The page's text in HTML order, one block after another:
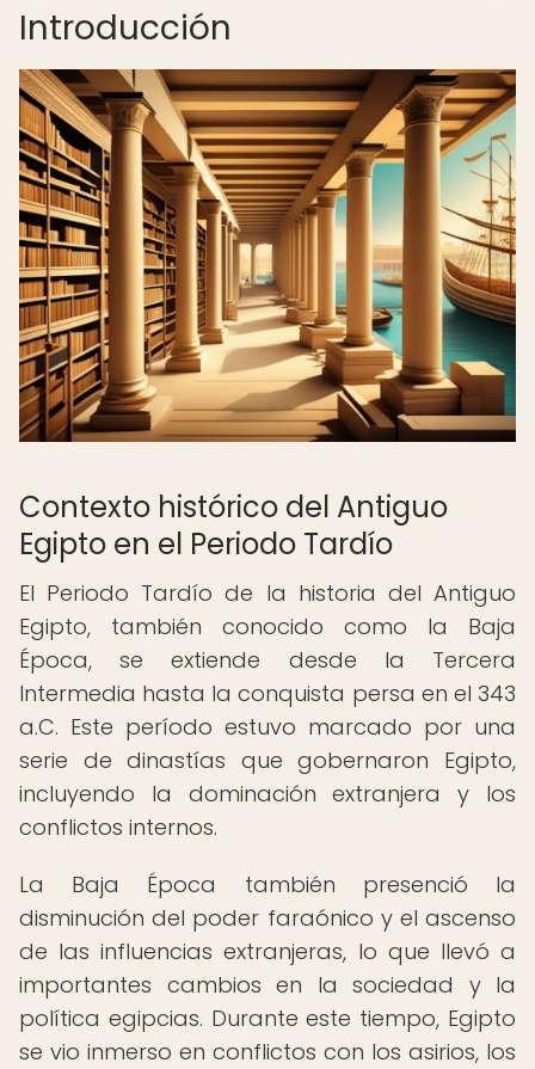
Introducción
Contexto histórico del Antiguo
Egipto en el Periodo Tardío
El Periodo Tardío de la historia del Antiguo
Egipto, también conocido como la Baja
Época, se extiende desde la Tercera
Intermedia hasta la conquista persa en el 343
a.C. Este período estuvo marcado por una
serie de dinastías que gobernaron Egipto,
incluyendo la dominación extranjera y los
conflictos internos.
La Baja Época también presenció la
disminución del poder faraónico y el ascenso
de las influencias extranjeras, lo que llevó a
importantes cambios en la sociedad y la
política egipcias. Durante este tiempo, Egipto
se vio inmerso en conflictos con los asirios, los